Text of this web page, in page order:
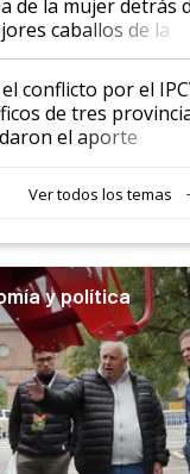
de la mujer detrás
caballos de la
y los mitos que
hacen sufrir a estos
"Mientras me
yo seguí
currículum"
el conflicto por el
de tres
el aporte
Ver todos los temas
y política